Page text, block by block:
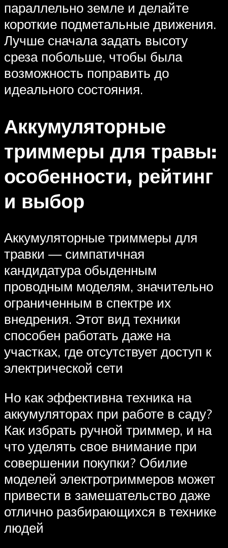
параллельно земле и делайте
короткие подметальные движения.
Лучше сначала задать высоту
среза побольше, чтобы была
возможность поправить до
идеального состояния.
Аккумуляторные
триммеры для травы:
особенности, рейтинг
и выбор
Аккумуляторные триммеры для
травки — симпатичная
кандидатура обыденным
проводным моделям, значительно
ограниченным в спектре их
внедрения. Этот вид техники
способен работать даже на
участках, где отсутствует доступ к
электрической сети
Но как эффективна техника на
аккумуляторах при работе в саду?
Как избрать ручной триммер, и на
что уделять свое внимание при
совершении покупки? Обилие
моделей электротриммеров может
привести в замешательство даже
отлично разбирающихся в технике
людей